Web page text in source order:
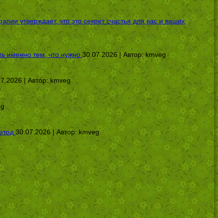
утверждает, что это секрет счастья для вас и ваших
именно тем, что нужно 30.07.2026 | Автор:kmveg
| Автор: kmveg
30.07.2026 | Автор:kmveg